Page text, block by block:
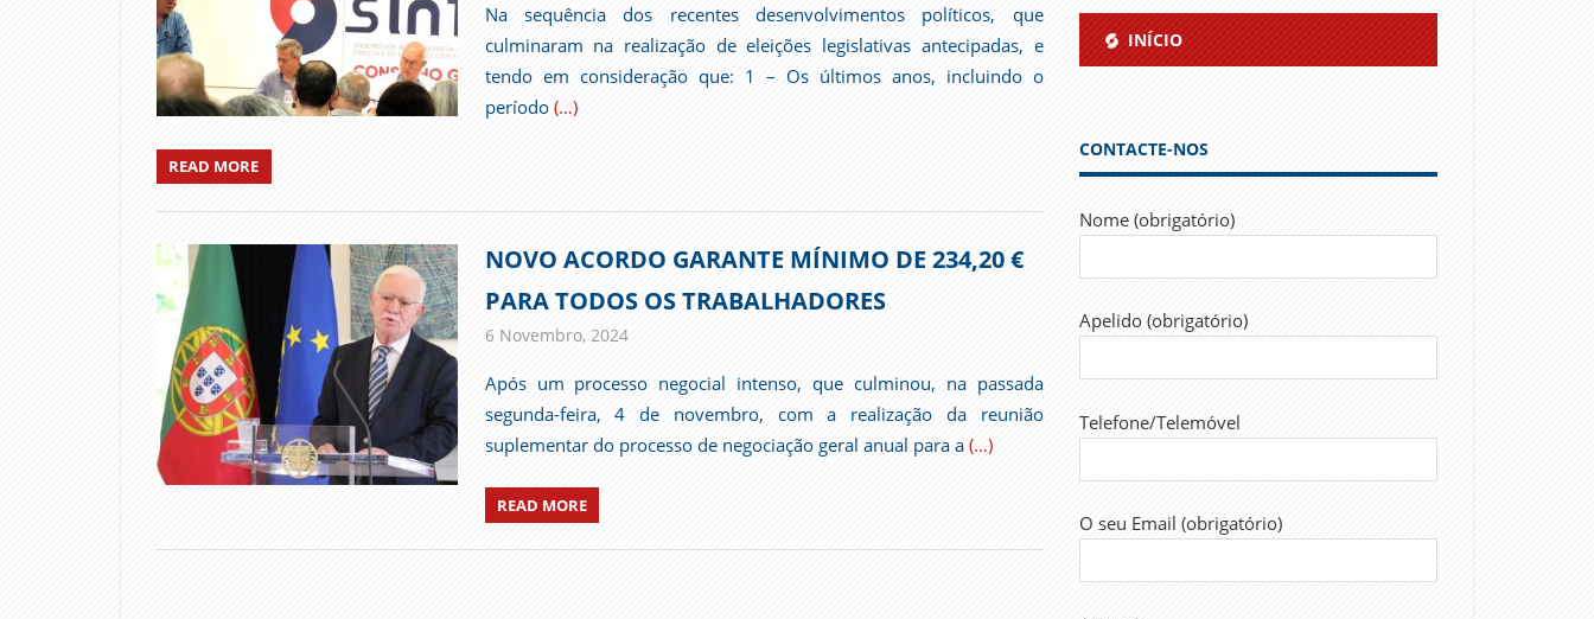
Na sequência dos recentes desenvolvimentos políticos, que
culminaram na realização de eleições legislativas antecipadas, e
tendo em consideração que: 1 – Os últimos anos, incluindo o
período (…)
READ MORE
NOVO ACORDO GARANTE MÍNIMO DE 234,20 €
PARA TODOS OS TRABALHADORES
6 Novembro, 2024admin
Comunicados
Após um processo negocial intenso, que culminou, na passada
segunda-feira, 4 de novembro, com a realização da reunião
suplementar do processo de negociação geral anual para a (…)
READ MORE
INÍCIO
CONTACTE-NOS
Nome (obrigatório)
Apelido (obrigatório)
Telefone/Telemóvel
O seu Email (obrigatório)